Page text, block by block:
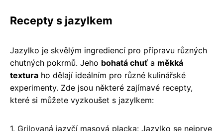
Recepty s jazylkem
Jazylko je skvělým ingrediencí pro přípravu různých
chutných pokrmů. Jeho bohatá chuť a měkká
textura ho dělají ideálním pro různé kulinářské
experimenty. Zde jsou některé zajímavé recepty,
které si můžete vyzkoušet s jazylkem:
1. Grilovaná jazyčí masová placka: Jazylko se nejprve